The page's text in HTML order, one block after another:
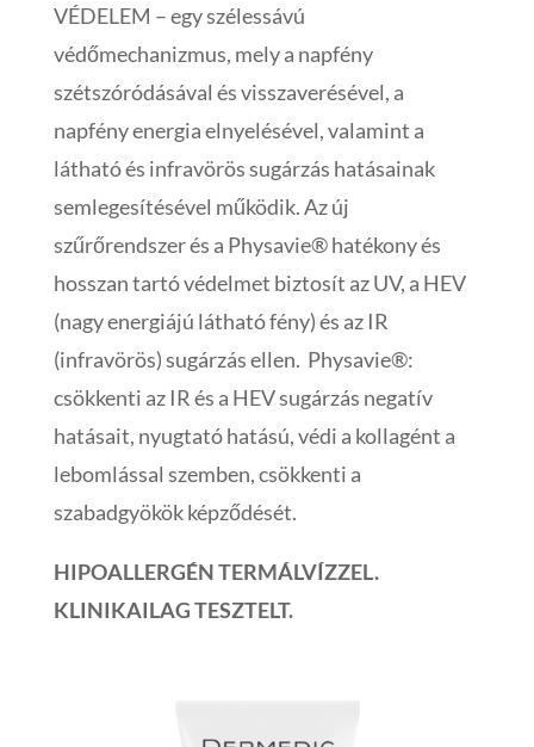
VÉDELEM – egy szélessávú
védőmechanizmus, mely a napfény
szétszóródásával és visszaverésével, a
napfény energia elnyelésével, valamint a
látható és infravörös sugárzás hatásainak
semlegesítésével működik. Az új
szűrőrendszer és a Physavie® hatékony és
hosszan tartó védelmet biztosít az UV, a HEV
(nagy energiájú látható fény) és az IR
(infravörös) sugárzás ellen. Physavie®:
csökkenti az IR és a HEV sugárzás negatív
hatásait, nyugtató hatású, védi a kollagént a
lebomlással szemben, csökkenti a
szabadgyökök képződését.
HIPOALLERGÉN TERMÁLVÍZZEL.
KLINIKAILAG TESZTELT.